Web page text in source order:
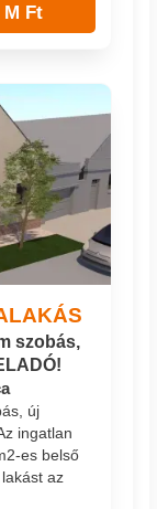
M Ft
szobás,
új
ingatlan
es belső
az